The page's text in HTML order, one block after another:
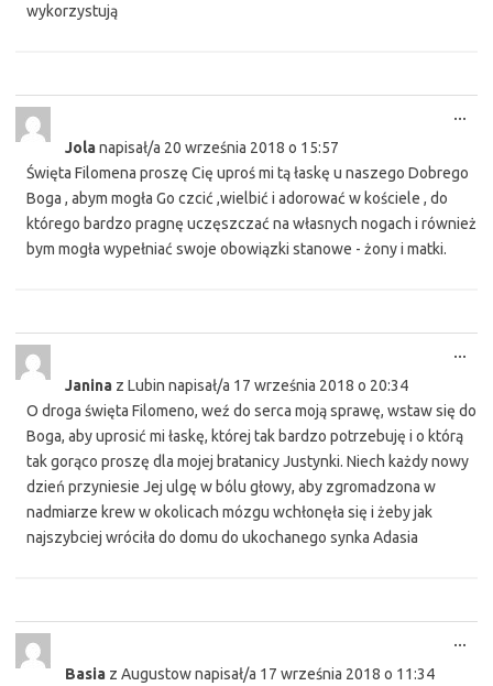
wykorzystują
Jolanapisał/a 20 września 2018 o 15:57
Święta Filomena proszę Cię uproś mi tą łaskę u naszego Dobrego
Boga , abym mogła Go czcić ,wielbić i adorować w kościele , do
którego bardzo pragnę uczęszczać na własnych nogach i również
bym mogła wypełniać swoje obowiązki stanowe - żony i matki.
...
Janina z Lubin napisał/a 17 września 2018 o 20:34
O droga święta Filomeno, weź do serca moją sprawę, wstaw się do
Boga, aby uprosić mi łaskę, której tak bardzo potrzebuję i o którą
tak gorąco proszę dla mojej bratanicy Justynki. Niech każdy nowy
dzień przyniesie Jej ulgę w bólu głowy, aby zgromadzona w
nadmiarze krew w okolicach mózgu wchłonęła się i żeby jak
najszybciej wróciła do domu do ukochanego synka Adasia
...
Basia z Augustownapisał/a 17 września 2018 o 11:34
...